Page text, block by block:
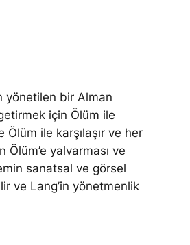
yönetilen bir Alman
için Ölüm ile
Ölüm ile karşılaşır ve her
yalvarması ve
sanatsal ve görsel
ve Lang’in yönetmenlik